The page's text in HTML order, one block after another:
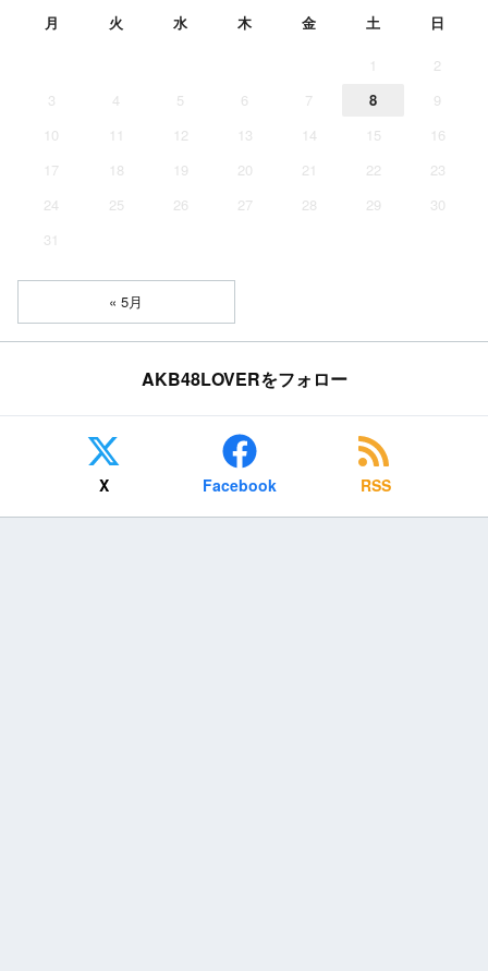
月 火 水 木 金 土 日
1
2
3
4 5 6 7 8
9
10
11 12 13 14 15
16
17
18 19 20 21 22
23
24
25 26 27 28 29
30
31
« 5月
AKB48LOVERをフォロー
X Facebook RSS